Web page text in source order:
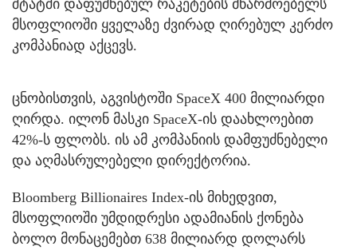
შტატში დაფუძნებულ რაკეტების მწარმოებელს
მსოფლიოში ყველაზე ძვირად ღირებულ კერძო
კომპანიად აქცევს.
ცნობისთვის, აგვისტოში SpaceX 400 მილიარდი
ღირდა. ილონ მასკი SpaceX-ის დაახლოებით
42%-ს ფლობს. ის ამ კომპანიის დამფუძნებელი
და აღმასრულებელი დირექტორია.
Bloomberg Billionaires Index-ის მიხედვით,
მსოფლიოში უმდიდრესი ადამიანის ქონება
ბოლო მონაცემებთ 638 მილიარდ დოლარს